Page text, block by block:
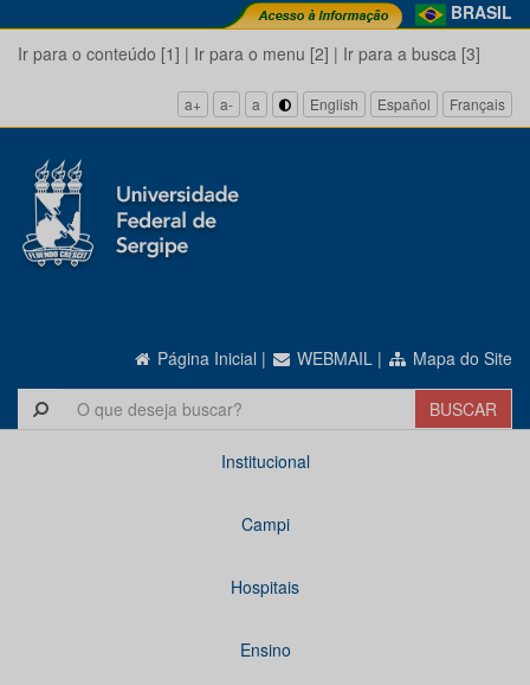
BRASIL
Ir para o conteúdo [1] | Ir para o menu [2] | Ir para a busca [3]
a+ a- a English Español Français
Página Inicial | WEBMAIL | Mapa do Site
Institucional
Campi
Hospitais
Ensino